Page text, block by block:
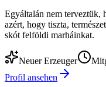
Egyáltalán nem terveztük,
azért, hogy tiszta,
skót felföldi marháinkat.
Neuer Erzeuger
Profil ansehen